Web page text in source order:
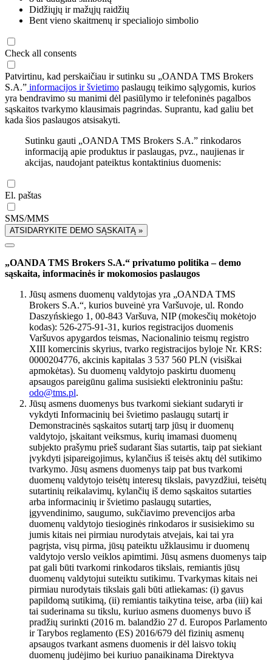
Didžiųjų ir mažųjų raidžių
Bent vieno skaitmenų ir specialiojo simbolio
Check all consents
Patvirtinu, kad perskaičiau ir sutinku su „OANDA TMS Brokers
S.A.” informacijos ir švietimo paslaugų teikimo sąlygomis, kurios
yra bendravimo su manimi dėl pasiūlymo ir telefoninės pagalbos
sąskaitos tvarkymo klausimais pagrindas. Suprantu, kad galiu bet
kada šios paslaugos atsisakyti.
Sutinku gauti „OANDA TMS Brokers S.A.” rinkodaros
informaciją apie produktus ir paslaugas, pvz., naujienas ir
akcijas, naudojant pateiktus kontaktinius duomenis:
El. paštas
SMS/MMS
ATSIDARYKITE DEMO SĄSKAITĄ »
„OANDA TMS Brokers S.A.“ privatumo politika – demo
sąskaita, informacinės ir mokomosios paslaugos
Jūsų asmens duomenų valdytojas yra „OANDA TMS
Brokers S.A.“, kurios buveinė yra Varšuvoje, ul. Rondo
Daszyńskiego 1, 00-843 Varšuva, NIP (mokesčių mokėtojo
kodas): 526-275-91-31, kurios registracijos duomenis
Varšuvos apygardos teismas, Nacionalinio teismų registro
XIII komercinis skyrius, tvarko registracijos byloje Nr. KRS:
0000204776, akcinis kapitalas 3 537 560 PLN (visiškai
apmokėtas). Su duomenų valdytojo paskirtu duomenų
apsaugos pareigūnu galima susisiekti elektroniniu paštu:
odo@tms.pl.
Jūsų asmens duomenys bus tvarkomi siekiant sudaryti ir
vykdyti Informacinių bei švietimo paslaugų sutartį ir
Demonstracinės sąskaitos sutartį tarp jūsų ir duomenų
valdytojo, įskaitant veiksmus, kurių imamasi duomenų
subjekto prašymu prieš sudarant šias sutartis, taip pat siekiant
įvykdyti įsipareigojimus, kylančius iš teisės aktų dėl sutikimo
tvarkymo. Jūsų asmens duomenys taip pat bus tvarkomi
duomenų valdytojo teisėtų interesų tikslais, pavyzdžiui, teisėtų
sutartinių reikalavimų, kylančių iš demo sąskaitos sutarties
arba informacinių ir švietimo paslaugų sutarties,
įgyvendinimo, saugumo, sukčiavimo prevencijos arba
duomenų valdytojo tiesioginės rinkodaros ir susisiekimo su
jumis kitais nei pirmiau nurodytais atvejais, kai tai yra
pagrįsta, visų pirma, jūsų pateiktu užklausimu ir duomenų
valdytojo verslo veiklos apimtimi. Jūsų asmens duomenys taip
pat gali būti tvarkomi rinkodaros tikslais, remiantis jūsų
duomenų valdytojui suteiktu sutikimu. Tvarkymas kitais nei
pirmiau nurodytais tikslais gali būti atliekamas: (i) gavus
papildomą sutikimą, (ii) remiantis taikytina teise, arba (iii) kai
tai suderinama su tikslu, kuriuo asmens duomenys buvo iš
pradžių surinkti (2016 m. balandžio 27 d. Europos Parlamento
ir Tarybos reglamento (ES) 2016/679 dėl fizinių asmenų
apsaugos tvarkant asmens duomenis ir dėl laisvo tokių
duomenų judėjimo bei kuriuo panaikinama Direktyva